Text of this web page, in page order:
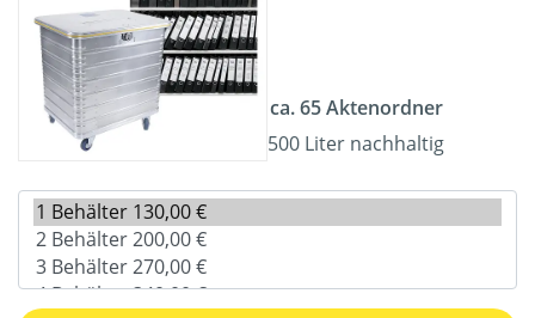
ca. 65 Aktenordner
500 Liter nachhaltig